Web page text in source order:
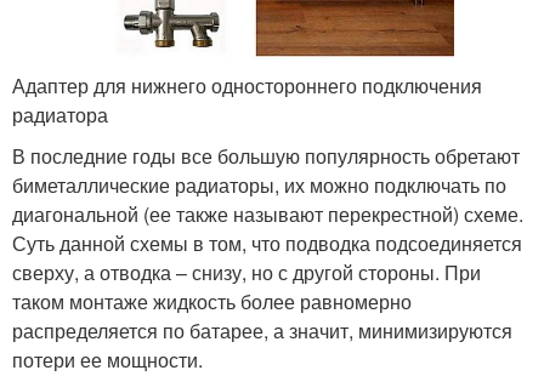
Адаптер для нижнего одностороннего подключения
радиатора
В последние годы все большую популярность обретают
биметаллические радиаторы, их можно подключать по
диагональной (ее также называют перекрестной) схеме.
Суть данной схемы в том, что подводка подсоединяется
сверху, а отводка – снизу, но с другой стороны. При
таком монтаже жидкость более равномерно
распределяется по батарее, а значит, минимизируются
потери ее мощности.